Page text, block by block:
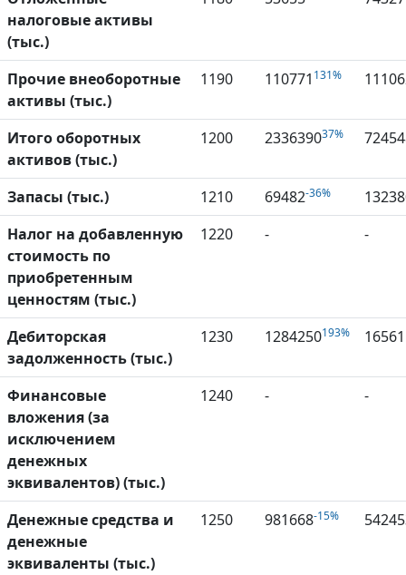
налоговые активы
(тыс.)
Прочие внеоборотные
активы (тыс.)
1190 110771 131%
Итого оборотных
активов (тыс.)
1200 233639037%
Запасы (тыс.) 1210 69482-36%
Налог на добавленную
стоимость по
приобретенным
ценностям (тыс.)
1220 - -
Дебиторская
задолженность (тыс.)
1230 1284250193%
Финансовые
вложения (за
исключением
денежных
эквивалентов) (тыс.)
1240 - -
Денежные средства и
денежные
эквиваленты (тыс.)
1250 981668-15%